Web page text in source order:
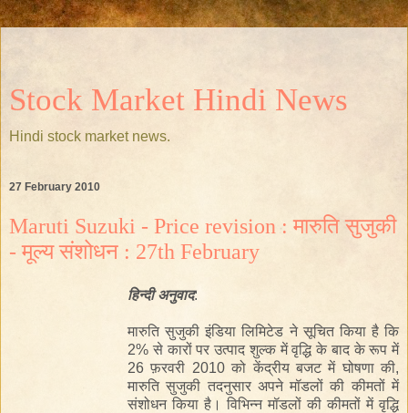
Stock Market Hindi News
Hindi stock market news.
27 February 2010
Maruti Suzuki - Price revision : मारुति सुजुकी
- मूल्य संशोधन : 27th February
हिन्दी अनुवाद:
मारुति सुजुकी इंडिया लिमिटेड ने सूचित किया है कि
2% से कारों पर उत्पाद शुल्क में वृद्धि के बाद के रूप में
26 फ़रवरी 2010 को केंद्रीय बजट में घोषणा की,
मारुति सुजुकी तदनुसार अपने मॉडलों की कीमतों में
संशोधन किया है। विभिन्न मॉडलों की कीमतों में वृद्धि